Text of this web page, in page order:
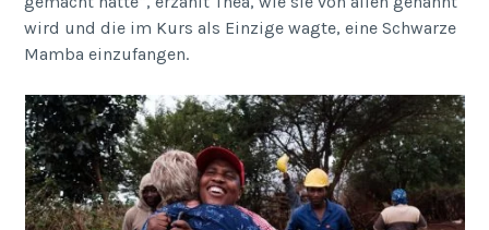
wird und die im Kurs als Einzige wagte, eine Schwarze
Mamba einzufangen.